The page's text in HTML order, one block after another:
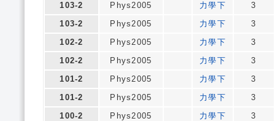
103-2
Phys2005 力學下
3
103-2
Phys2005 力學下
3
102-2
Phys2005 力學下
3
102-2
Phys2005 力學下
3
101-2
Phys2005 力學下
3
101-2
Phys2005 力學下
3
100-2
Phys2005 力學下
3